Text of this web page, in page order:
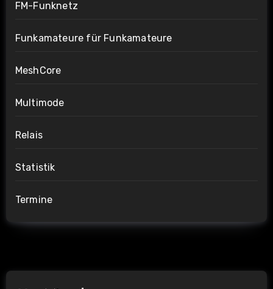
FM-Funknetz
Funkamateure für Funkamateure
MeshCore
Multimode
Relais
Statistik
Termine